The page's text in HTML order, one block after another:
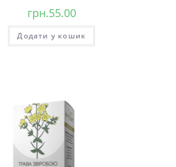
грн.55.00
Додати у кошик